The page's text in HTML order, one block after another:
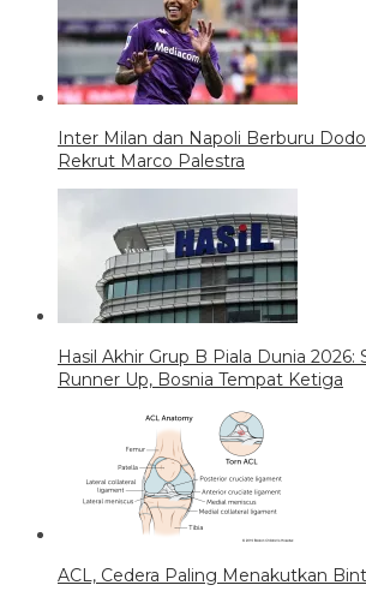
Inter Milan dan Napoli Berburu
Rekrut Marco Palestra
Hasil Akhir Grup B Piala Dunia 2026:
Runner Up, Bosnia Tempat Ketiga
ACL, Cedera Paling Menakutkan